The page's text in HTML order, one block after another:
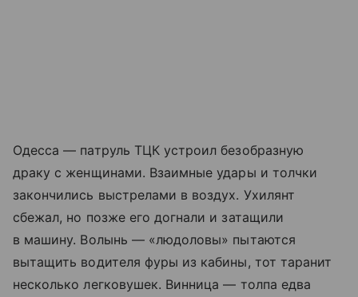
Одесса — патруль ТЦК устроил безобразную
драку с женщинами. Взаимные удары и толчки
закончились выстрелами в воздух. Ухилянт
сбежал, но позже его догнали и затащили
в машину. Волынь — «людоловы» пытаются
вытащить водителя фуры из кабины, тот таранит
несколько легковушек. Винница — толпа едва